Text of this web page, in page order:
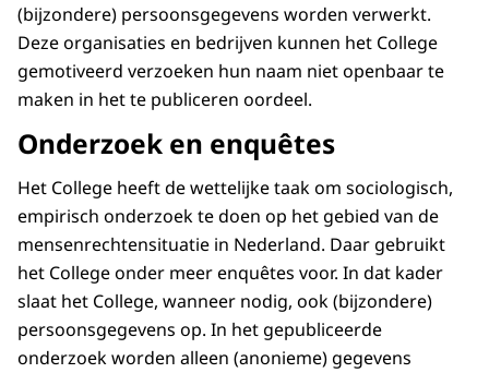
(bijzondere) persoonsgegevens worden verwerkt.
Deze organisaties en bedrijven kunnen het College
gemotiveerd verzoeken hun naam niet openbaar te
maken in het te publiceren oordeel.
Onderzoek en enquêtes
Het College heeft de wettelijke taak om sociologisch,
empirisch onderzoek te doen op het gebied van de
mensenrechtensituatie in Nederland. Daar gebruikt
het College onder meer enquêtes voor. In dat kader
slaat het College, wanneer nodig, ook (bijzondere)
persoonsgegevens op. In het gepubliceerde
onderzoek worden alleen (anonieme) gegevens